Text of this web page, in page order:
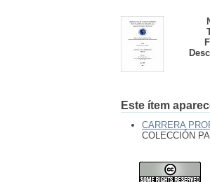
Este ítem
CARRERA
COLECCIÓN